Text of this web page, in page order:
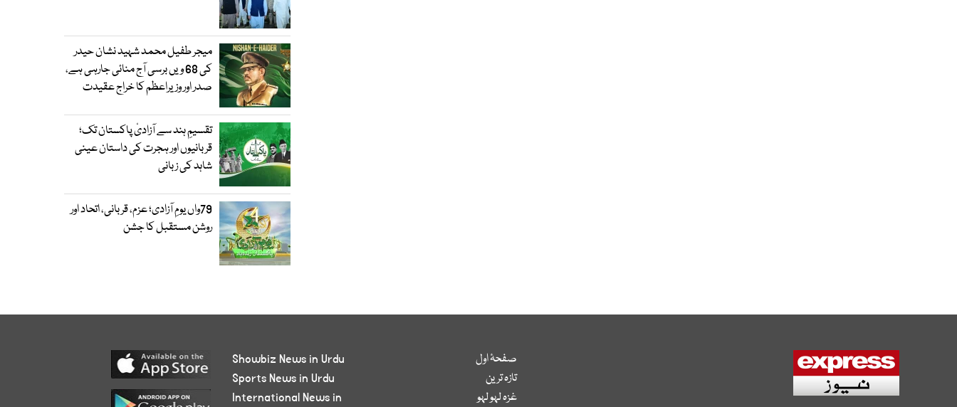
میجر طفیل محمد شہید نشان حیدر
کی 68 ویں برسی آج منائی جارہی ہے،
صدر اور وزیراعظم کا خراج عقیدت
تقسیمِ ہند سے آزادیٔ پاکستان تک؛
قربانیوں اور ہجرت کی داستان عینی
شاہد کی زبانی
79واں یومِ آزادی؛ عزم، قربانی، اتحاد اور
روشن مستقبل کا جشن
صفحۂ اول
تازہ ترین
غزہ لہو لہو
Showbiz News in Urdu
Sports News in Urdu
International News in